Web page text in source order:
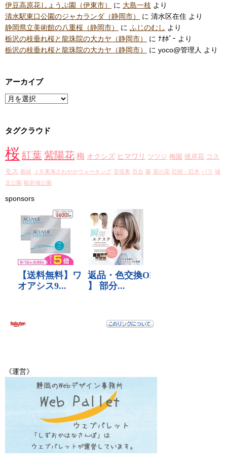
伊豆高原花しょうぶ園（伊東市） に 大島一枝 より
清水駅東口公園のジャカランダ（静岡市）
に 清水区在住 より
静岡県立美術館の八重桜（静岡市）
に ふじのむし より
栃沢の枝垂れ桜と龍珠院の大カヤ（静岡市）
に ﾅｵﾎﾞｰ より
栃沢の枝垂れ桜と龍珠院の大カヤ（静岡市）
に yoco@管理人 より
アーカイブ
ア
イ
タグクラウド
桜 紅葉 紫陽花 梅 オクシズ ヒマワリ ツツジ 梅園 彼岸花 コス
モス 新緑 ＪＲ東海さわやかウォーキング 安倍奥 百合 藤 菜の花 巨樹・巨木 バラ 城
北公園 駿府城公園
sponsors
《運営》